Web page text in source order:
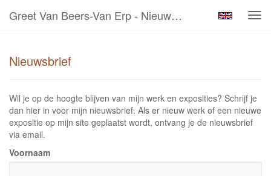
Greet Van Beers-Van Erp - Nieuwsbrief
Nieuwsbrief
Wil je op de hoogte blijven van mijn werk en exposities? Schrijf je
dan hier in voor mijn nieuwsbrief. Als er nieuw werk of een nieuwe
expositie op mijn site geplaatst wordt, ontvang je de nieuwsbrief
via email.
Voornaam